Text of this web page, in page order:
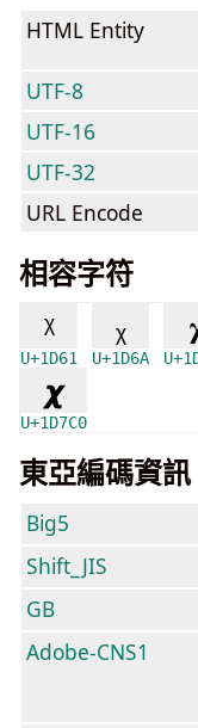
HTML Entity
UTF-8
UTF-16
UTF-32
URL Encode
相容字符
ᵡ
U+1D61
ᵪ
U+1D6A
𝟀
U+1D7C0
東亞編碼資訊
Big5
Shift_JIS
GB
Adobe-CNS1